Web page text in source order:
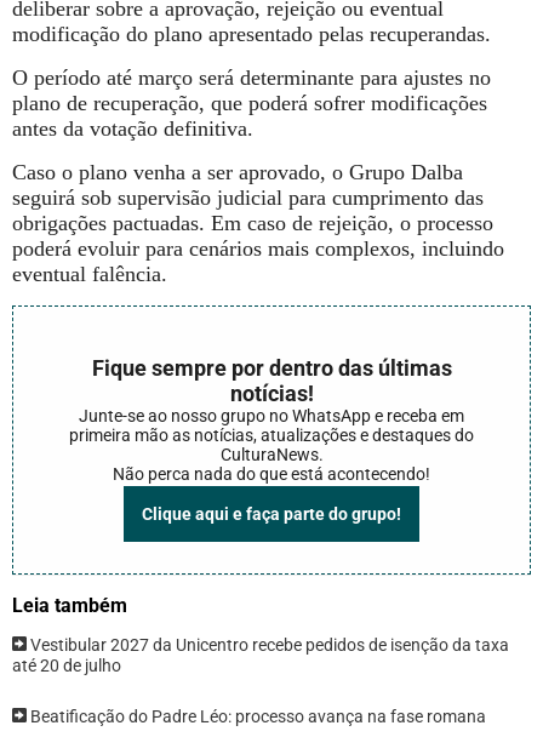
deliberar sobre a aprovação, rejeição ou eventual
modificação do plano apresentado pelas recuperandas.
O período até março será determinante para ajustes no
plano de recuperação, que poderá sofrer modificações
antes da votação definitiva.
Caso o plano venha a ser aprovado, o Grupo Dalba
seguirá sob supervisão judicial para cumprimento das
obrigações pactuadas. Em caso de rejeição, o processo
poderá evoluir para cenários mais complexos, incluindo
eventual falência.
Fique sempre por dentro das últimas
notícias!
Junte-se ao nosso grupo no WhatsApp e receba em
primeira mão as notícias, atualizações e destaques do
CulturaNews.
Não perca nada do que está acontecendo!
Clique aqui e faça parte do grupo!
Leia também
Vestibular 2027 da Unicentro recebe pedidos de isenção da taxa
até 20 de julho
Beatificação do Padre Léo: processo avança na fase romana